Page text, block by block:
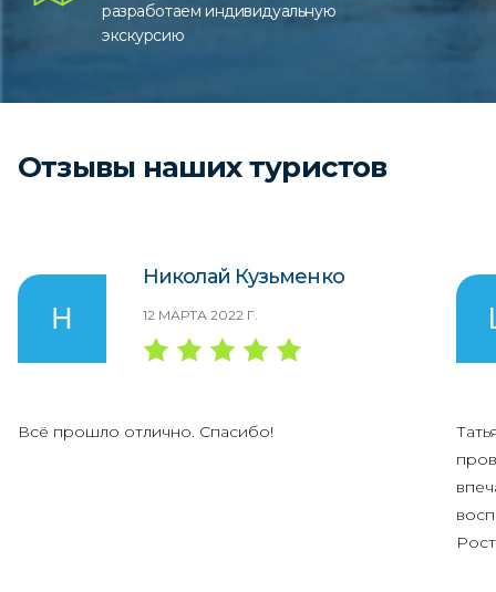
разработаем индивидуальную
экскурсию
Отзывы наших туристов
Николай Кузьменко
12 МАРТА 2022 Г.
Всё прошло отлично. Спасибо!